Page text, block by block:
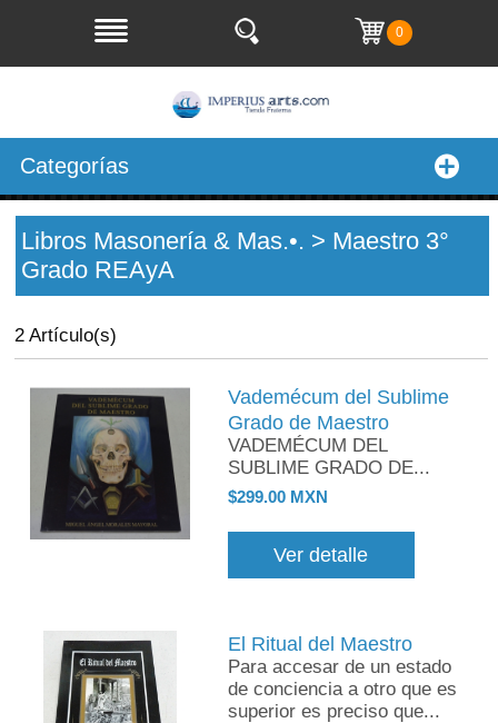
0
Categorías
Libros Masonería & Mas.•. > Maestro 3°
Grado REAyA
2 Artículo(s)
Vademécum del Sublime
Grado de Maestro
VADEMÉCUM DEL
SUBLIME GRADO DE...
$299.00 MXN
Ver detalle
El Ritual del Maestro
Para accesar de un estado
de conciencia a otro que es
superior es preciso que...